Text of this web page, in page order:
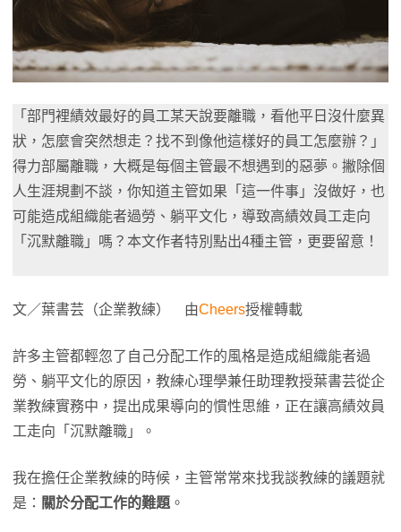
「部門裡績效最好的員工某天說要離職，看他平日沒什麼異
狀，怎麼會突然想走？找不到像他這樣好的員工怎麼辦？」
得力部屬離職，大概是每個主管最不想遇到的惡夢。撇除個
人生涯規劃不談，你知道主管如果「這一件事」沒做好，也
可能造成組織能者過勞、躺平文化，導致高績效員工走向
「沉默離職」嗎？本文作者特別點出4種主管，更要留意！
文／葉書芸（企業教練） 由Cheers授權轉載
許多主管都輕忽了自己分配工作的風格是造成組織能者過
勞、躺平文化的原因，教練心理學兼任助理教授葉書芸從企
業教練實務中，提出成果導向的慣性思維，正在讓高績效員
工走向「沉默離職」。
我在擔任企業教練的時候，主管常常來找我談教練的議題就
是： 關於分配工作的難題 。